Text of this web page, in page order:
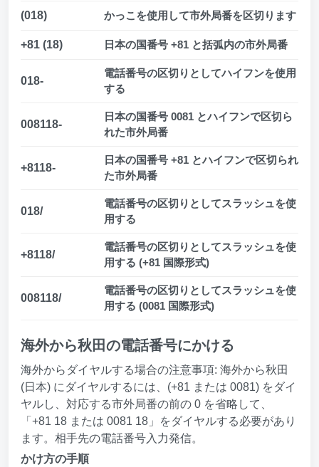
(018) かっこを使用して市外局番を区切ります
+81 (18) 日本の国番号 +81 と括弧内の市外局番
018-
電話番号の区切りとしてハイフンを使用
する
008118-
日本の国番号 0081 とハイフンで区切ら
れた市外局番
+8118-
日本の国番号 +81 とハイフンで区切られ
た市外局番
018/
電話番号の区切りとしてスラッシュを使
用する
+8118/
電話番号の区切りとしてスラッシュを使
用する (+81 国際形式)
008118/
電話番号の区切りとしてスラッシュを使
用する (0081 国際形式)
海外から秋田の電話番号にかける
海外からダイヤルする場合の注意事項: 海外から秋田
(日本) にダイヤルするには、(+81 または 0081) をダイ
ヤルし、対応する市外局番の前の 0 を省略して、
「+81 18 または 0081 18」をダイヤルする必要があり
ます。相手先の電話番号入力発信。
かけ方の手順